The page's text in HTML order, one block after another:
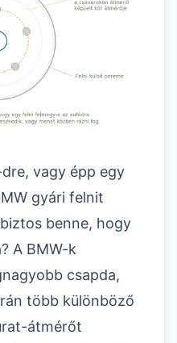
vagy épp egy
gyári felnit
benne, hogy
A BMW-k
csapda,
több különböző
átmérőt